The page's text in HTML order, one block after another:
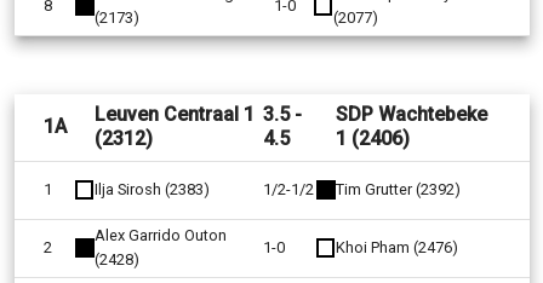
8
(2173)
1-0
(2077)
1A
Leuven Centraal 1
(2312)
3.5 -
4.5
SDP Wachtebeke
1 (2406)
1 Ilja Sirosh (2383) 1/2-1/2 Tim Grutter (2392)
2
Alex Garrido Outon
(2428)
1-0 Khoi Pham (2476)